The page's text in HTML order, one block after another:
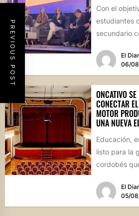
PREVIOUS POST
Con el
estudiantes
secundario
El
06/
ONCATIVO
CONECTAR
MOTOR
UNA NUEVA
Educación,
listo para la
cordobés
El
05/